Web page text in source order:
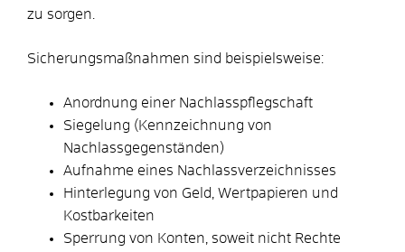
zu sorgen.
Sicherungsmaßnahmen sind beispielsweise:
Anordnung einer Nachlasspflegschaft
Siegelung (Kennzeichnung von
Nachlassgegenständen)
Aufnahme eines Nachlassverzeichnisses
Hinterlegung von Geld, Wertpapieren und
Kostbarkeiten
Sperrung von Konten, soweit nicht Rechte